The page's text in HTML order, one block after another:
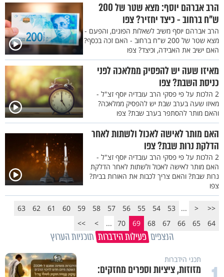
הרב אברהם יוסף: מצא שטר של 200
ש"ח ברחוב - כיצד יחזיר? צפו
הרב אברהם יוסף משיב לשאלות הפונים, והפעם -
מצא שטר של 200 ש"ח ברחוב - האם זכה בכסף?
האם ישיב את האבידה, וכיצד? צפו
מאיזו שעה יש להפסיק ממלאכה לפני
כניסת השבת? צפו
2 הלכות על פי פסקי הרב עובדיה יוסף זצ"ל -
מאיזו שעה בערב שבת יש להפסיק ממלאכה?
והאם מותר להסתפר בערב שבת? צפו
האם מותר לאישה לאכול ולשתות לאחר
הדלקת נרות שבת? צפו
2 הלכות על פי פסקי הרב עובדיה יוסף זצ"ל -
האם מותר לאישה לאכול ולשתות לאחר הדלקת
נרות שבת? והאם צריך לכבות את האורות בבית?
צפו
<<
<
...
53
54
55
56
57
58
59
60
61
62
63
64
65
66
67
68
69
70
...
>
>>
הנצפים פעילות הידברות תוכניות הערוץ
תכני הידברות
מזוזות, ציציות וספרים מחזקים: